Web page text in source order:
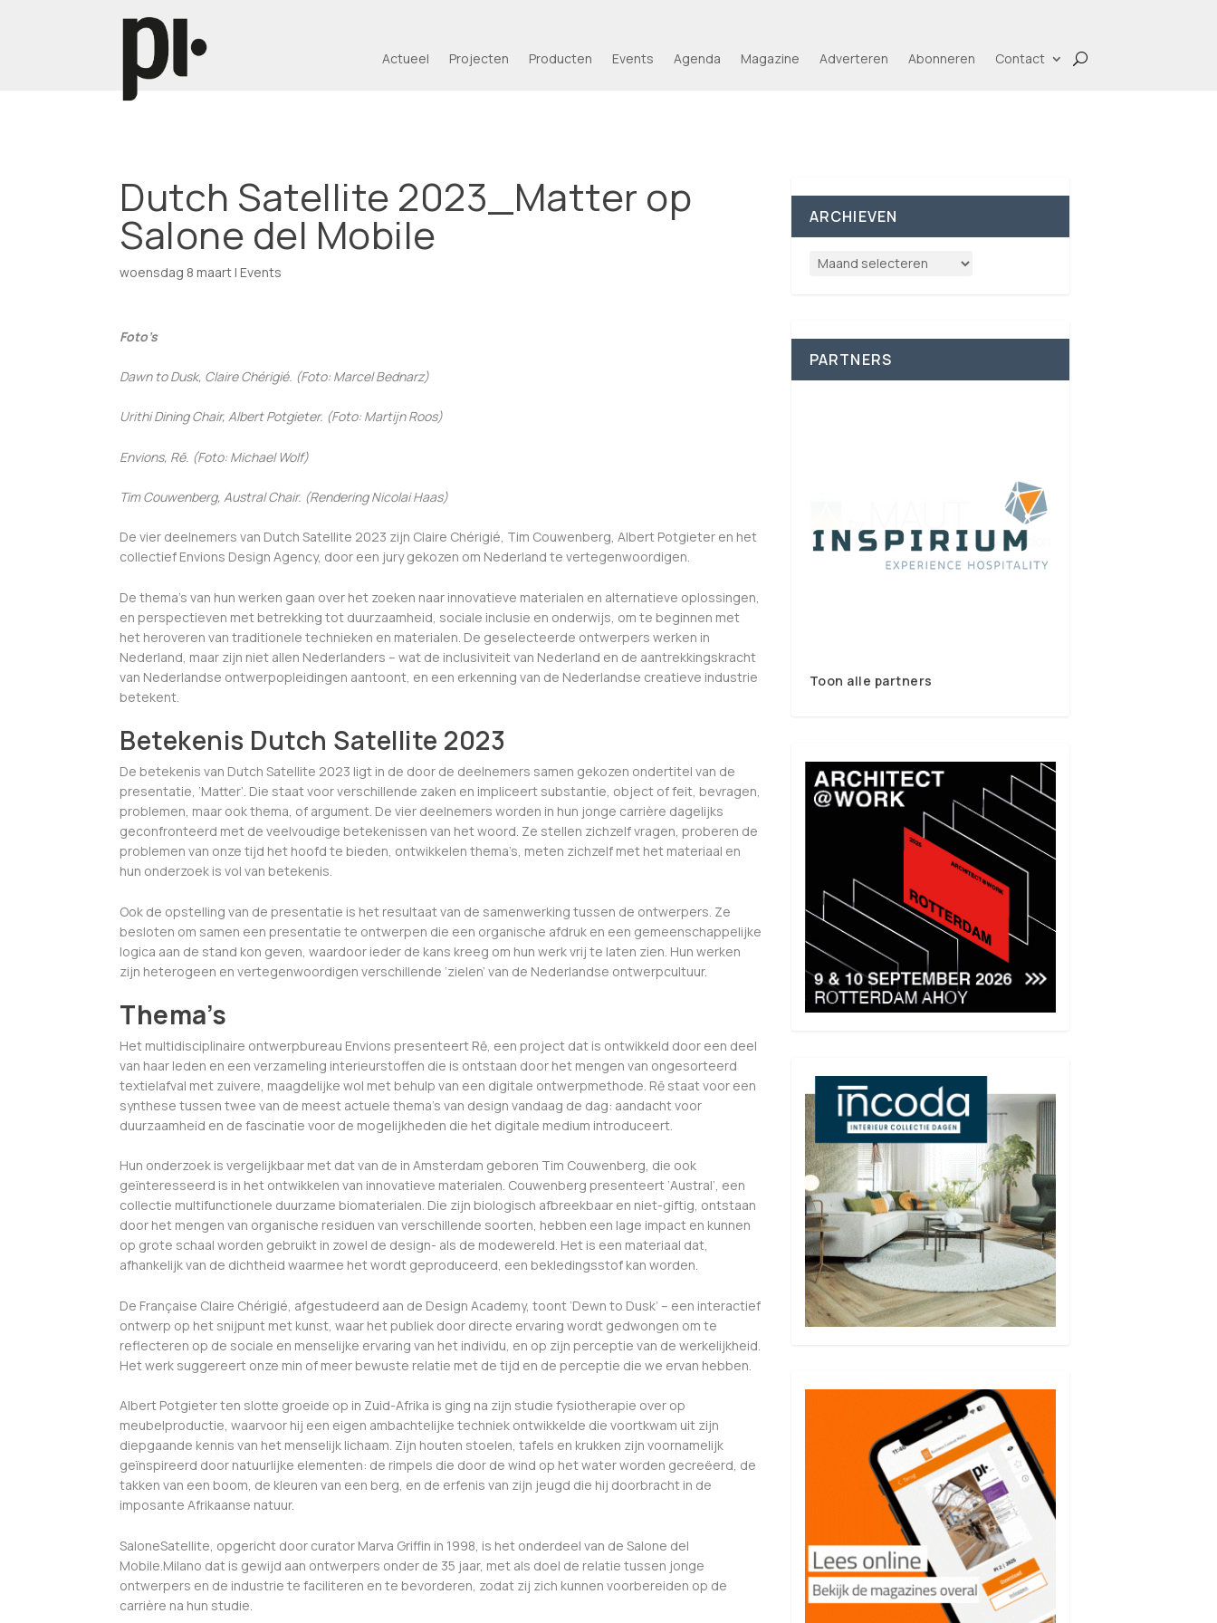
Actueel Projecten Producten Events Agenda Magazine Adverteren Abonneren Contact
Dutch Satellite 2023_Matter op
Salone del Mobile
woensdag 8 maart | Events
Foto’s
Dawn to Dusk, Claire Chérigié. (Foto: Marcel Bednarz)
Urithi Dining Chair, Albert Potgieter. (Foto: Martijn Roos)
Envions, Rē. (Foto: Michael Wolf)
Tim Couwenberg, Austral Chair. (Rendering Nicolai Haas)
De vier deelnemers van Dutch Satellite 2023 zijn Claire Chérigié, Tim Couwenberg, Albert Potgieter en het
collectief Envions Design Agency, door een jury gekozen om Nederland te vertegenwoordigen.
De thema’s van hun werken gaan over het zoeken naar innovatieve materialen en alternatieve oplossingen,
en perspectieven met betrekking tot duurzaamheid, sociale inclusie en onderwijs, om te beginnen met
het heroveren van traditionele technieken en materialen. De geselecteerde ontwerpers werken in
Nederland, maar zijn niet allen Nederlanders – wat de inclusiviteit van Nederland en de aantrekkingskracht
van Nederlandse ontwerpopleidingen aantoont, en een erkenning van de Nederlandse creatieve industrie
betekent.
Betekenis Dutch Satellite 2023
De betekenis van Dutch Satellite 2023 ligt in de door de deelnemers samen gekozen ondertitel van de
presentatie, ‘Matter’. Die staat voor verschillende zaken en impliceert substantie, object of feit, bevragen,
problemen, maar ook thema, of argument. De vier deelnemers worden in hun jonge carrière dagelijks
geconfronteerd met de veelvoudige betekenissen van het woord. Ze stellen zichzelf vragen, proberen de
problemen van onze tijd het hoofd te bieden, ontwikkelen thema’s, meten zichzelf met het materiaal en
hun onderzoek is vol van betekenis.
Ook de opstelling van de presentatie is het resultaat van de samenwerking tussen de ontwerpers. Ze
besloten om samen een presentatie te ontwerpen die een organische afdruk en een gemeenschappelijke
logica aan de stand kon geven, waardoor ieder de kans kreeg om hun werk vrij te laten zien. Hun werken
zijn heterogeen en vertegenwoordigen verschillende ‘zielen’ van de Nederlandse ontwerpcultuur.
Thema’s
Het multidisciplinaire ontwerpbureau Envions presenteert Rē, een project dat is ontwikkeld door een deel
van haar leden en een verzameling interieurstoffen die is ontstaan door het mengen van ongesorteerd
textielafval met zuivere, maagdelijke wol met behulp van een digitale ontwerpmethode. Rē staat voor een
synthese tussen twee van de meest actuele thema’s van design vandaag de dag: aandacht voor
duurzaamheid en de fascinatie voor de mogelijkheden die het digitale medium introduceert.
Hun onderzoek is vergelijkbaar met dat van de in Amsterdam geboren Tim Couwenberg, die ook
geïnteresseerd is in het ontwikkelen van innovatieve materialen. Couwenberg presenteert ‘Austral’, een
collectie multifunctionele duurzame biomaterialen. Die zijn biologisch afbreekbaar en niet-giftig, ontstaan
door het mengen van organische residuen van verschillende soorten, hebben een lage impact en kunnen
op grote schaal worden gebruikt in zowel de design- als de modewereld. Het is een materiaal dat,
afhankelijk van de dichtheid waarmee het wordt geproduceerd, een bekledingsstof kan worden.
De Française Claire Chérigié, afgestudeerd aan de Design Academy, toont ‘Dewn to Dusk’ – een interactief
ontwerp op het snijpunt met kunst, waar het publiek door directe ervaring wordt gedwongen om te
reflecteren op de sociale en menselijke ervaring van het individu, en op zijn perceptie van de werkelijkheid.
Het werk suggereert onze min of meer bewuste relatie met de tijd en de perceptie die we ervan hebben.
Albert Potgieter ten slotte groeide op in Zuid-Afrika is ging na zijn studie fysiotherapie over op
meubelproductie, waarvoor hij een eigen ambachtelijke techniek ontwikkelde die voortkwam uit zijn
diepgaande kennis van het menselijk lichaam. Zijn houten stoelen, tafels en krukken zijn voornamelijk
geïnspireerd door natuurlijke elementen: de rimpels die door de wind op het water worden gecreëerd, de
takken van een boom, de kleuren van een berg, en de erfenis van zijn jeugd die hij doorbracht in de
imposante Afrikaanse natuur.
SaloneSatellite, opgericht door curator Marva Griffin in 1998, is het onderdeel van de Salone del
Mobile.Milano dat is gewijd aan ontwerpers onder de 35 jaar, met als doel de relatie tussen jonge
ontwerpers en de industrie te faciliteren en te bevorderen, zodat zij zich kunnen voorbereiden op de
carrière na hun studie.
ARCHIEVEN
PARTNERS
Toon alle partners